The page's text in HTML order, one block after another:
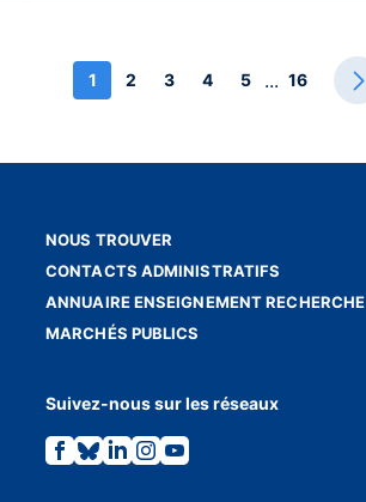
1 2 3 4 5 ... 16
NOUS TROUVER
CONTACTS ADMINISTRATIFS
ANNUAIRE ENSEIGNEMENT RECHERCHE
MARCHÉS PUBLICS
Suivez-nous sur les réseaux
Lien
vers
Lien
vers
Lien
vers
Lien
vers
Lien
vers